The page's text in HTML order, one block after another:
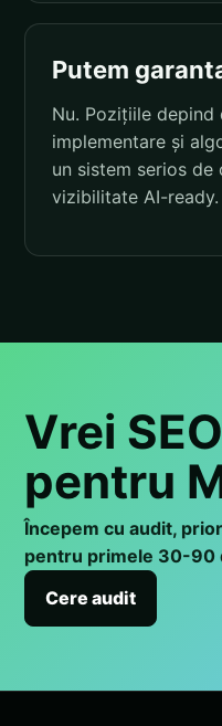
Putem
Nu. Pozițiile
implementare și
un sistem serios de
vizibilitate AI-ready.
Vrei
pentru
Începem cu audit,
pentru primele 30-90
Cere audit